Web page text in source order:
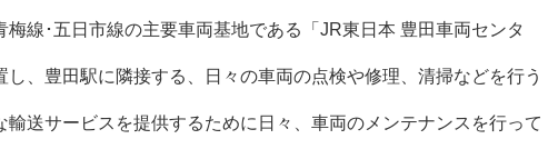
梅線･五日市線の主要車両基地である「JR東日本 豊田車両センタ
し、豊田駅に隣接する、日々の車両の点検や修理、清掃などを行う
輸送サービスを提供するために日々、車両のメンテナンスを行って